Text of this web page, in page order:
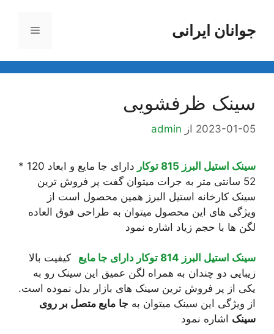
محتواجوانان ایرانی فهرست
سینک ظرفشویی
2023-01-05 از admin
سینک استیل البرز 815 توکار
دارای جا مایع و ابعاد 120 *
52 سانتی متر به جرات میتوان گفت پر فروش ترین
سینک کارخانه استیل البرز همین محصول است از
ویژگی های این محصول میتوان به طراحی فوق العاده
لگن ها با حجم زیاد اشاره نمود
سینک استیل البرز 814 توکار دارای جا مایع
کیفیت بالا
زیبایی دو چندان به همراه لگن عمیق این سینک رو به
یکی از پر فروش ترین سینک های بازار بدل نموده است.
از ویژگی این سینک میتوان به جا مایع متصل بر روی
سینک اشاره نمود